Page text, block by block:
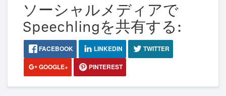
ソーシャルメディアで
Speechlingを共有する:
FACEBOOK LINKEDIN
TWITTER
GOOGLE+
PINTEREST